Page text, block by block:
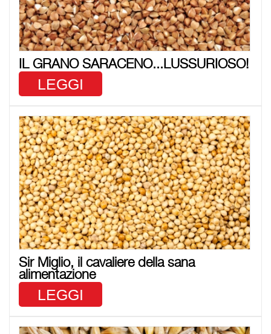
IL GRANO SARACENO...LUSSURIOSO!
LEGGI
Sir Miglio, il cavaliere della sana
alimentazione
LEGGI